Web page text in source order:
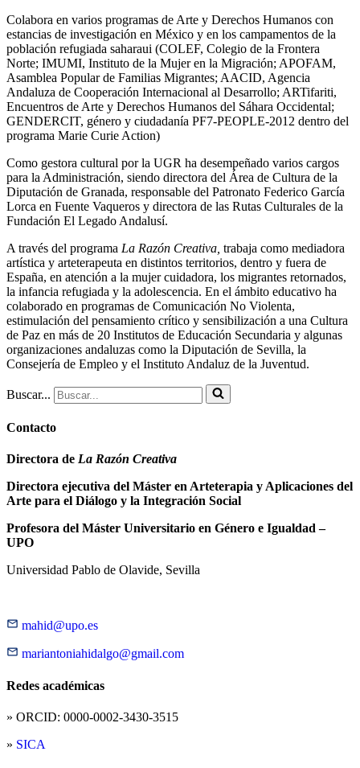
Colabora en varios programas de Arte y Derechos Humanos con
estancias de investigación en México y en los campamentos de la
población refugiada saharaui (COLEF, Colegio de la Frontera
Norte; IMUMI, Instituto de la Mujer en la Migración; APOFAM,
Asamblea Popular de Familias Migrantes; AACID, Agencia
Andaluza de Cooperación Internacional al Desarrollo; ARTifariti,
Encuentros de Arte y Derechos Humanos del Sáhara Occidental;
GENDERCIT, género y ciudadanía PF7-PEOPLE-2012 dentro del
programa Marie Curie Action)
Como gestora cultural por la UGR ha desempeñado varios cargos
para la Administración, siendo directora del Área de Cultura de la
Diputación de Granada, responsable del Patronato Federico García
Lorca en Fuente Vaqueros y directora de las Rutas Culturales de la
Fundación El Legado Andalusí.
A través del programa La Razón Creativa, trabaja como mediadora
artística y arteterapeuta en distintos territorios, dentro y fuera de
España, en atención a la mujer cuidadora, los migrantes retornados,
la infancia refugiada y la adolescencia. En el ámbito educativo ha
colaborado en programas de Comunicación No Violenta,
estimulación del pensamiento crítico y sensibilización a una Cultura
de Paz en más de 20 Institutos de Educación Secundaria y algunas
organizaciones andaluzas como la Diputación de Sevilla, la
Consejería de Empleo y el Instituto Andaluz de la Juventud.
Buscar...
Contacto
Directora de La Razón Creativa
Directora ejecutiva del Máster en Arteterapia y Aplicaciones del
Arte para el Diálogo y la Integración Social
Profesora del Máster Universitario en Género e Igualdad –
UPO
Universidad Pablo de Olavide, Sevilla
mahid@upo.es
mariantoniahidalgo@gmail.com
Redes académicas
» ORCID: 0000-0002-3430-3515
» SICA